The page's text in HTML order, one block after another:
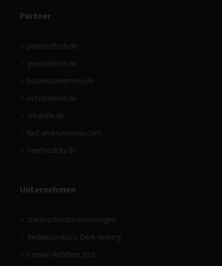
Partner
planetoftech.de
gesündernet.de
businessandmore.de
netzathleten.de
urbanlife.de
fast-and-luxurious.com
newfoodcity.de
Unternehmen
Datenschutzbestimmungen
Redaktionsbüro Derk Hoberg
Cookie-Richtlinie (EU)